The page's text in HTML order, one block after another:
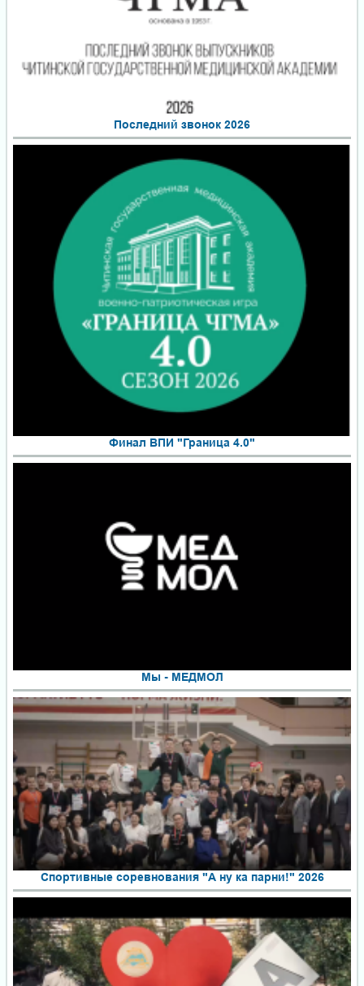
Последний звонок 2026
Финал ВПИ "Граница 4.0"
Мы - МЕДМОЛ
Спортивные соревнования "А ну ка парни!" 2026